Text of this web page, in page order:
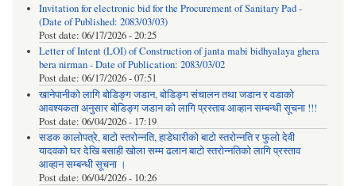
Invitation for electronic bid for the Procurement of Sanitary Pad -
(Date of Published: 2083/03/03)
Post date: 06/17/2026 - 20:25
Letter of Intent (LOI) of Construction of janta mabi bidhyalaya ghera
bera nirman - Date of Publication: 2083/03/02
Post date: 06/17/2026 - 07:51
खानेपानीको लागि बोडिङ्ग जडान, बोडिङ्ग संचालन तथा जडान र वडाको
आवश्यकता अनुसार बोडिङ्ग जडान को लागि प्रस्ताव आव्हान सम्बन्धी सूचना !!!
Post date: 06/04/2026 - 17:19
सडक कालोपत्रे, बाटो स्तरोन्नति, हाडेघारीको बाटो स्तरोन्नति र फुलो देवी
यादवको घर देखि बसाही खोला सम्म ढलान बाटो स्तरोन्नतिको लागि प्रस्ताव
आव्हान सम्बन्धी सूचना ।
Post date: 06/04/2026 - 10:26